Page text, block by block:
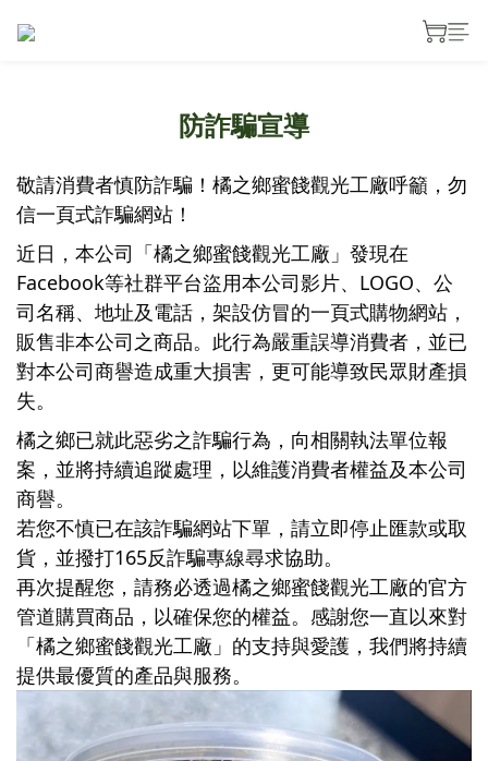
防詐騙宣導
敬請消費者慎防詐騙！橘之鄉蜜餞觀光工廠呼籲，勿
信一頁式詐騙網站！
近日，本公司「橘之鄉蜜餞觀光工廠」發現在
Facebook等社群平台盜用本公司影片、LOGO、公
司名稱、地址及電話，架設仿冒的一頁式購物網站，
販售非本公司之商品。此行為嚴重誤導消費者，並已
對本公司商譽造成重大損害，更可能導致民眾財產損
失。
橘之鄉已就此惡劣之詐騙行為，向相關執法單位報
案，並將持續追蹤處理，以維護消費者權益及本公司
商譽。
若您不慎已在該詐騙網站下單，請立即停止匯款或取
貨，並撥打165反詐騙專線尋求協助。
再次提醒您，請務必透過橘之鄉蜜餞觀光工廠的官方
管道購買商品，以確保您的權益。感謝您一直以來對
「橘之鄉蜜餞觀光工廠」的支持與愛護，我們將持續
提供最優質的產品與服務。